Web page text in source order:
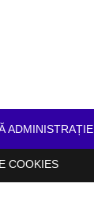
ADMINISTRAȚIE
COOKIES